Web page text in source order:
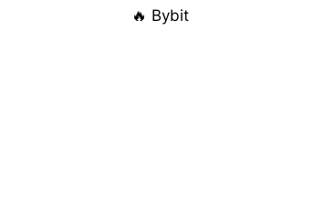
🔥 Bybit